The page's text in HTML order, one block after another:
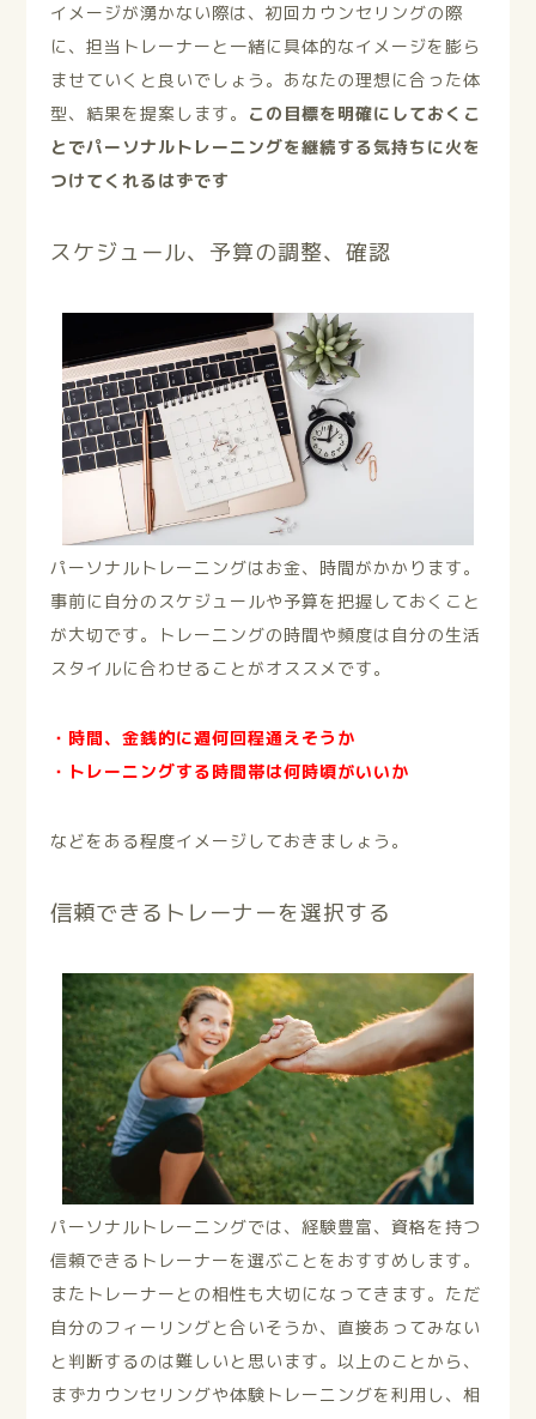
イメージが湧かない際は、初回カウンセリングの際
に、担当トレーナーと一緒に具体的なイメージを膨ら
ませていくと良いでしょう。あなたの理想に合った体
型、結果を提案します。 この目標を明確にしておくこ
とでパーソナルトレーニングを継続する気持ちに火を
つけてくれるはずです
スケジュール、予算の調整、確認
パーソナルトレーニングはお金、時間がかかります。
事前に自分のスケジュールや予算を把握しておくこと
が大切です。トレーニングの時間や頻度は自分の生活
スタイルに合わせることがオススメです。
・時間、金銭的に週何回程通えそうか
・トレーニングする時間帯は何時頃がいいか
などをある程度イメージしておきましょう。
信頼できるトレーナーを選択する
パーソナルトレーニングでは、経験豊富、資格を持つ
信頼できるトレーナーを選ぶことをおすすめします。
またトレーナーとの相性も大切になってきます。ただ
自分のフィーリングと合いそうか、直接あってみない
と判断するのは難しいと思います。以上のことから、
まずカウンセリングや体験トレーニングを利用し、相